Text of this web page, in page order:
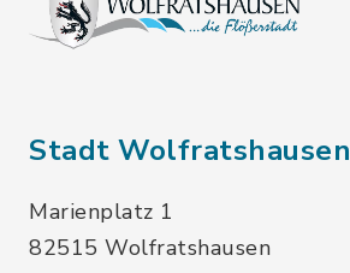
Stadt Wolfratshausen
Marienplatz 1
82515 Wolfratshausen